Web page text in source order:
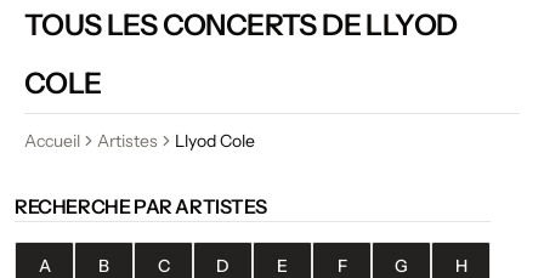
TOUS LES CONCERTS DE LLYOD
COLE
Accueil Artistes Llyod Cole
RECHERCHE PAR ARTISTES
A B C D E F G H